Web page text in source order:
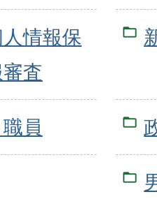
情報保
査
員